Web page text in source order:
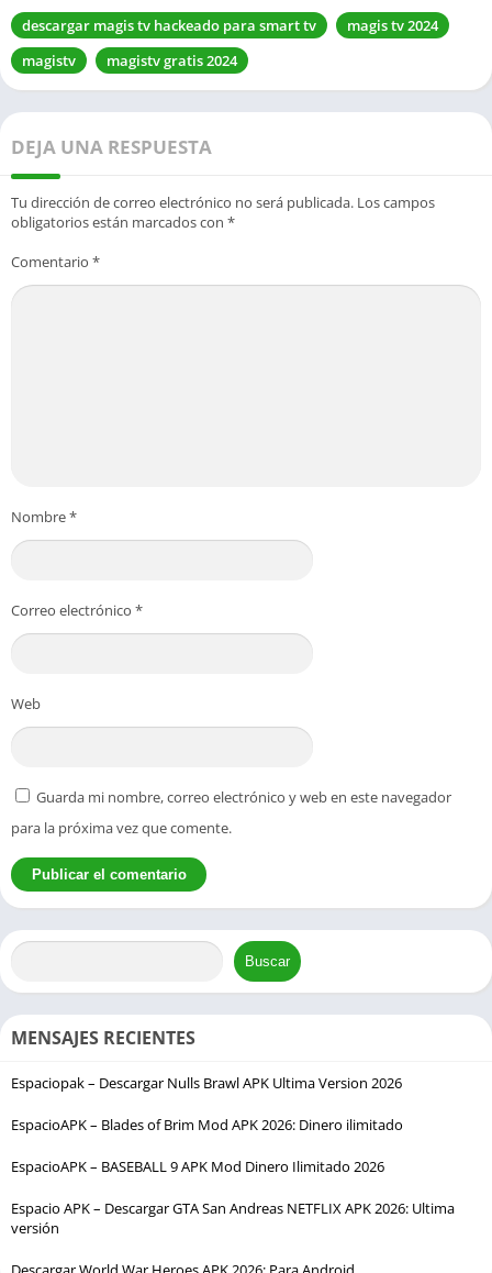
descargar magis tv hackeado para smart tv
magis tv 2024
magistv
magistv gratis 2024
DEJA UNA RESPUESTA
Tu dirección de correo electrónico no será publicada. Los campos
obligatorios están marcados con *
Comentario *
Nombre*
Correo electrónico *
Web
Guarda mi nombre, correo electrónico y web en este navegador
para la próxima vez que comente.
Buscar
MENSAJES RECIENTES
Espaciopak – Descargar Nulls Brawl APK Ultima Version 2026
EspacioAPK – Blades of Brim Mod APK 2026: Dinero ilimitado
EspacioAPK – BASEBALL 9 APK Mod Dinero Ilimitado 2026
Espacio APK – Descargar GTA San Andreas NETFLIX APK 2026: Ultima
versión